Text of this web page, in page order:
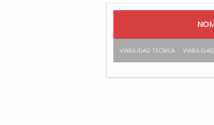
VIABILIDAD TECNICA